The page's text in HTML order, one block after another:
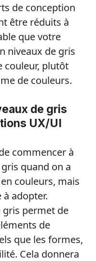
de conception
être réduits à
que votre
niveaux de gris
couleur, plutôt
de couleurs.
de gris
UX/UI
commencer à
quand on a
couleurs, mais
à adopter.
gris permet de
de
que les formes,
Cela donnera